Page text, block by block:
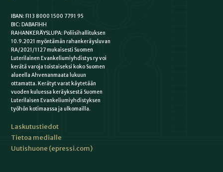
IBAN: FI13 8000 1500 7791 95
BIC: DABAFIHH
RAHANKERÄYSLUPA: Poliisihallituksen
10.9.2021 myöntämän rahankeräysluvan
RA/2021/1127 mukaisesti Suomen
Luterilainen Evankeliumiyhdistys ry voi
kerätä varoja toistaiseksi koko Suomen
alueella Ahvenanmaata lukuun
ottamatta. Kerätyt varat käytetään
vuoden kuluessa keräyksestä Suomen
Luterilaisen Evankeliumiyhdistyksen
työhön kotimaassa ja ulkomailla.
Laskutustiedot
Tietoa medialle
Uutishuone (epressi.com)